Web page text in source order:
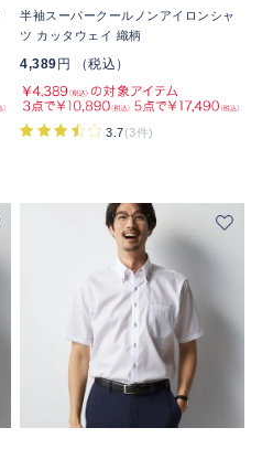
半袖スーパークールノンアイロンシャ
ツ カッタウェイ 織柄
4,389 円 （税込）
3.7(3件)